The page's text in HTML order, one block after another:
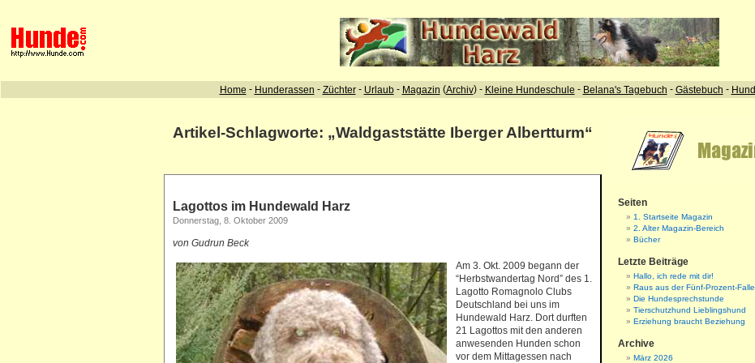
Artikel-Schlagworte: „Waldgaststätte Iberger Albertturm“
Lagottos im Hundewald Harz
Donnerstag, 8. Oktober 2009
von Gudrun Beck
Am 3. Okt. 2009 begann der
“Herbstwandertag Nord” des 1.
Lagotto Romagnolo Clubs
Deutschland bei uns im
Hundewald Harz. Dort durften
21 Lagottos mit den anderen
anwesenden Hunden schon
vor dem Mittagessen nach
Seiten
1. Startseite Magazin
2. Alter Magazin-Bereich
Bücher
Letzte Beiträge
Hallo, ich rede mit dir!
Raus aus der Fünf-Prozent-Falle
Die Hundesprechstunde
Tierschutzhund Lieblingshund
Erziehung braucht Beziehung
Archive
März 2026